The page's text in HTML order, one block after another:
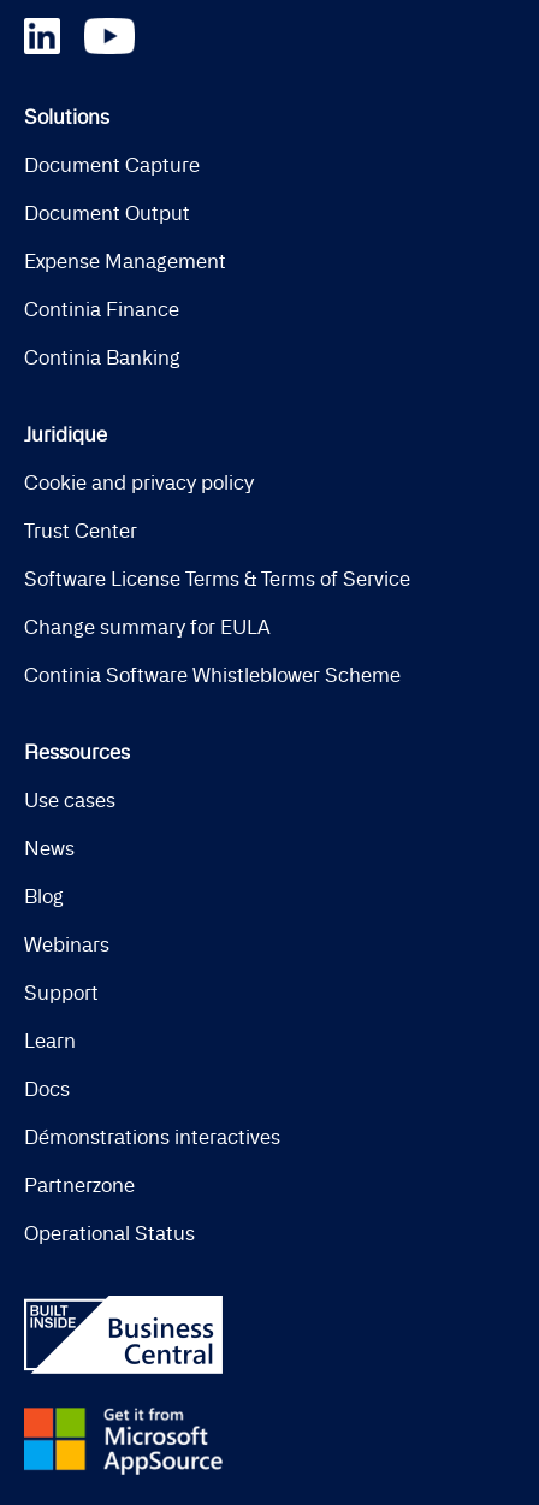
Solutions
Document Capture
Document Output
Expense Management
Continia Finance
Continia Banking
Juridique
Cookie and privacy policy
Trust Center
Software License Terms & Terms of Service
Change summary for EULA
Continia Software Whistleblower Scheme
Ressources
Use cases
News
Blog
Webinars
Support
Learn
Docs
Démonstrations interactives
Partnerzone
Operational Status